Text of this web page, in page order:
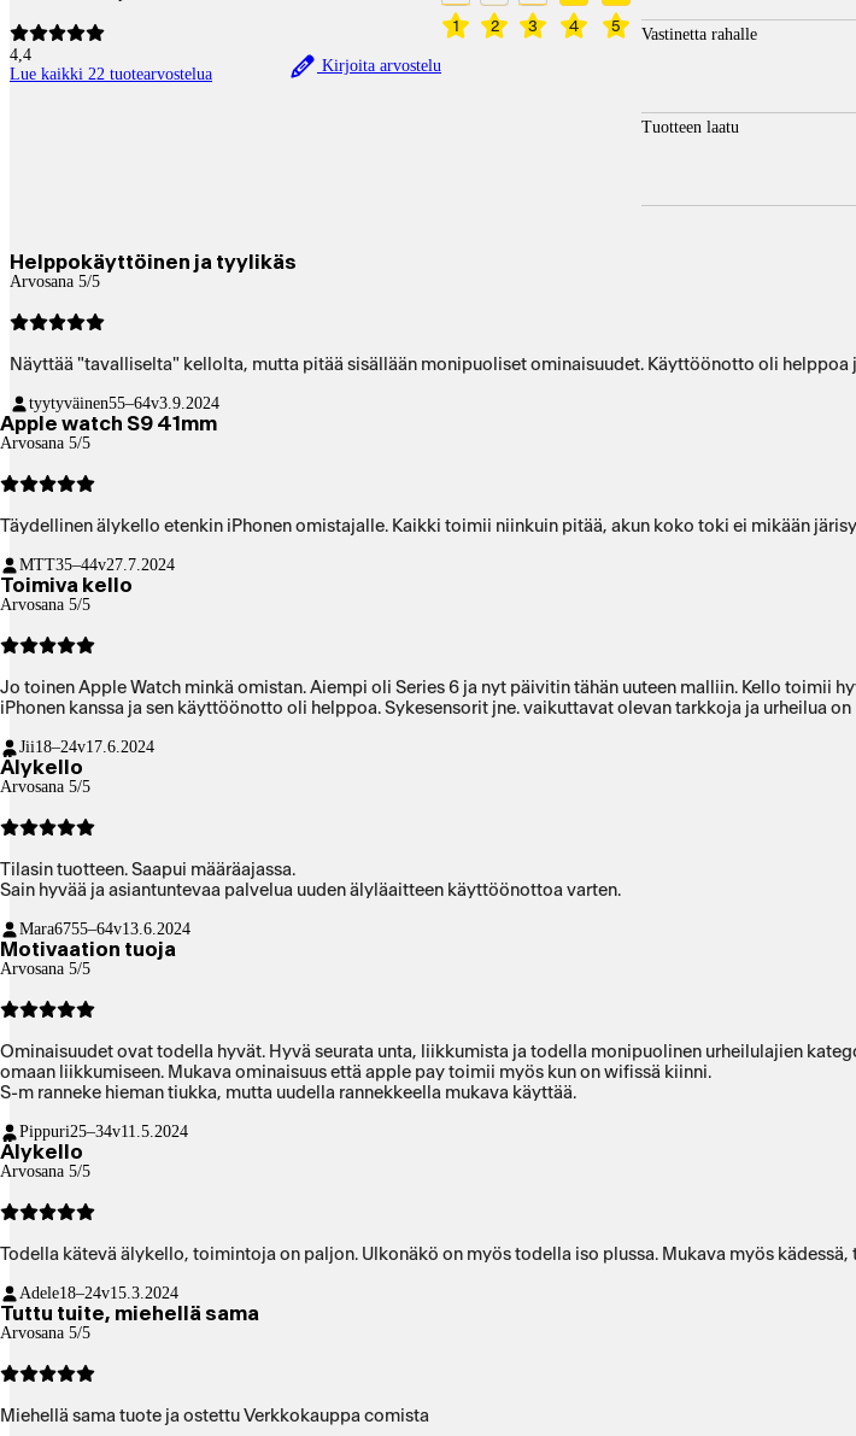
4,4
Lue kaikki 22 tuotearvostelua
Kirjoita arvostelu
1 2 3 4 5
Vastinetta rahalle
Tuotteen laatu
Helppokäyttöinen ja tyylikäs
Arvosana 5/5
Näyttää "tavalliselta" kellolta, mutta pitää sisällään monipuoliset ominaisuudet. Käyttöönotto oli
tyytyväinen55–64v3.9.2024
Apple watch S9 41mm
Arvosana 5/5
Täydellinen älykello etenkin iPhonen omistajalle. Kaikki toimii niinkuin pitää, akun koko toki ei mikään
MTT35–44v27.7.2024
Toimiva kello
Arvosana 5/5
Jo toinen Apple Watch minkä omistan. Aiempi oli Series 6 ja nyt päivitin tähän uuteen malliin. Kello toimii
iPhonen kanssa ja sen käyttöönotto oli helppoa. Sykesensorit jne. vaikuttavat olevan tarkkoja ja urheilua on
Jii18–24v17.6.2024
Älykello
Arvosana 5/5
Tilasin tuotteen. Saapui määräajassa.
Sain hyvää ja asiantuntevaa palvelua uuden älyläaitteen käyttöönottoa varten.
Mara6755–64v13.6.2024
Motivaation tuoja
Arvosana 5/5
Ominaisuudet ovat todella hyvät. Hyvä seurata unta, liikkumista ja todella monipuolinen urheilulajien kategoria. Omassa käytössä päivittäin ja kesto 1,5päivää ennen latausta. Tuo paljon
omaan liikkumiseen. Mukava ominaisuus että apple pay toimii myös kun on wifissä kiinni.
S-m ranneke hieman tiukka, mutta uudella rannekkeella mukava käyttää.
Pippuri25–34v11.5.2024
Älykello
Arvosana 5/5
Todella kätevä älykello, toimintoja on paljon. Ulkonäkö on myös todella iso plussa. Mukava myös kädessä,
Adele18–24v15.3.2024
Tuttu tuite, miehellä sama
Arvosana 5/5
Miehellä sama tuote ja ostettu Verkkokauppa comista